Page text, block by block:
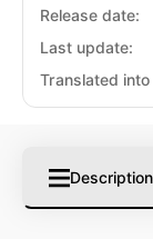
Release date:
Last update:
Translated into
Description